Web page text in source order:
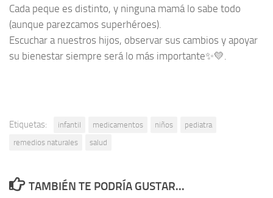
Cada peque es distinto, y ninguna mamá lo sabe todo
(aunque parezcamos superhéroes).
Escuchar a nuestros hijos, observar sus cambios y apoyar
su bienestar siempre será lo más importante✨💛.
Etiquetas: infantil medicamentos niños
pediatra
remedios naturales
salud
TAMBIÉN TE PODRÍA GUSTAR...